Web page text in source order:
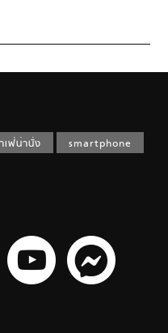
เฟ่น่านั่ง
smartphone